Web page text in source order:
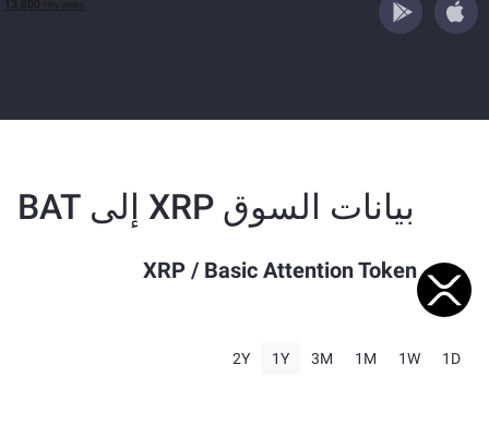
بيانات السوق XRP إلى BAT
XRP / Basic Attention Token
1D
1W
1M
3M
1Y
2Y